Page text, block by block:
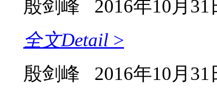
殷剑峰
2016年10月31
全文Detail >
殷剑峰
2016年10月31